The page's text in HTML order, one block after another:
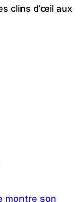
clins d’œil aux
montre son